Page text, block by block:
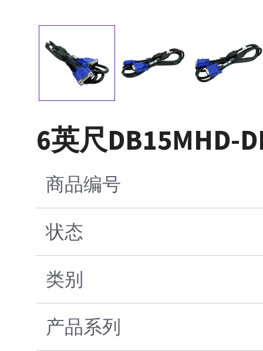
6英尺DB15MHD-
商品编号
状态
类别
产品系列